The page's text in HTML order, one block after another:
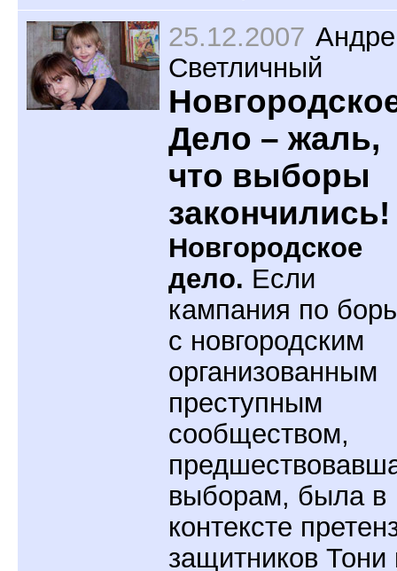
25.12.2007
Светличный
Дело – жаль,
что выборы
закончились!
Новгородское
дело. Если
кампания по
с новгородским
организованным
преступным
сообществом,
выборам, была в
контексте
защитников Тони